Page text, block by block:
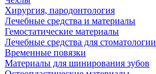
Хирургия, пародонтология
Лечебные средства и материалы
Гемостатические материалы
Лечебные средства для стоматологии
Временные повязки
Материалы для шинирования зубов